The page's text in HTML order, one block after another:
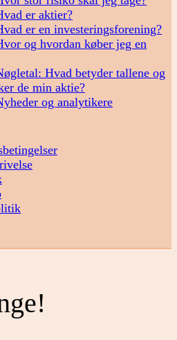
er aktier?
er en investeringsforening?
og hvordan køber jeg en
Hvad betyder tallene og
de min aktie?
og analytikere